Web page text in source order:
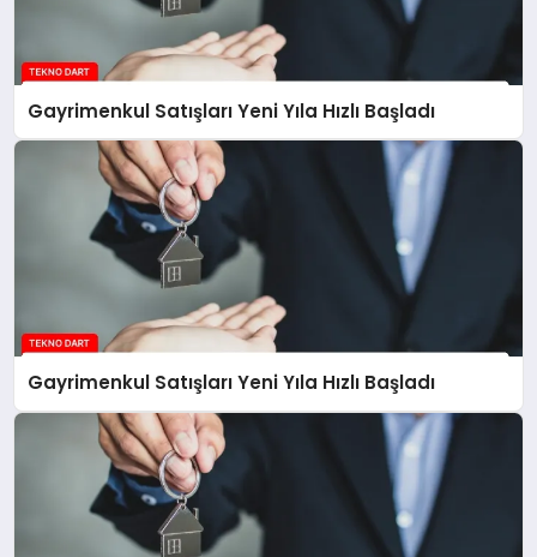
Gayrimenkul Satışları Yeni Yıla Hızlı Başladı
Gayrimenkul Satışları Yeni Yıla Hızlı Başladı